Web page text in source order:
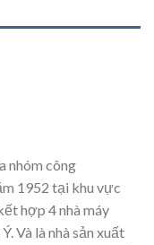
nhóm công
1952 tại khu vực
hợp 4 nhà máy
Và là nhà sản xuất